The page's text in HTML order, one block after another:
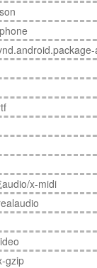
x-midi
gzip